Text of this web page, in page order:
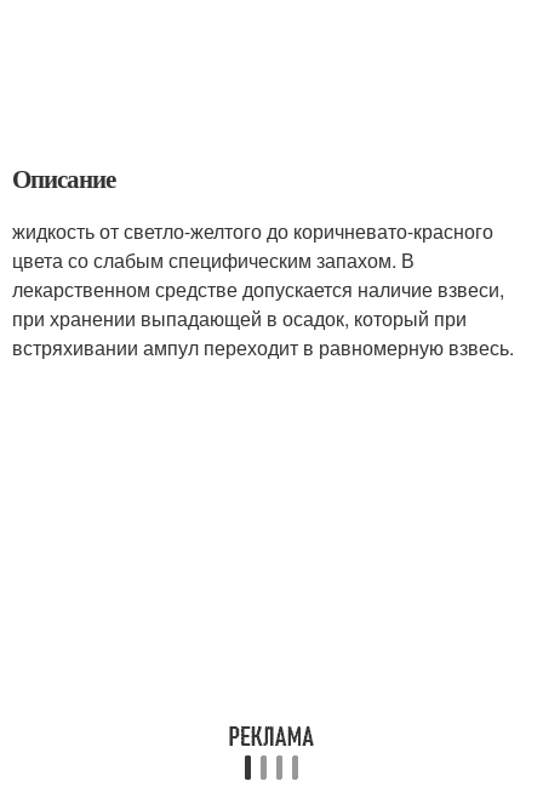
Описание
жидкость от светло-желтого до коричневато-красного
цвета со слабым специфическим запахом. В
лекарственном средстве допускается наличие взвеси,
при хранении выпадающей в осадок, который при
встряхивании ампул переходит в равномерную взвесь.